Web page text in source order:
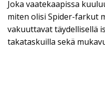
Joka vaatekaapissa
miten olisi Spider-farkut
vakuuttavat täydellisellä
takataskuilla sekä